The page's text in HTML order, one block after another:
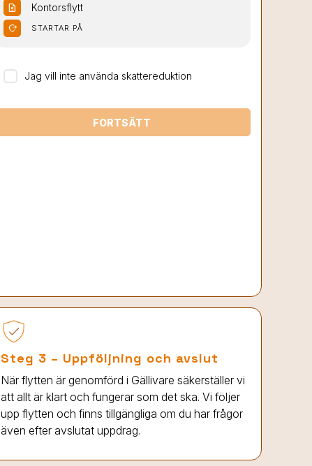
request_quote Kontorsflytt
moved_location STARTAR PÅ
Jag vill inte använda skattereduktion
FORTSÄTT
Steg 3 – Uppföljning och avslut
När flytten är genomförd i Gällivare säkerställer vi
att allt är klart och fungerar som det ska. Vi följer
upp flytten och finns tillgängliga om du har frågor
även efter avslutat uppdrag.